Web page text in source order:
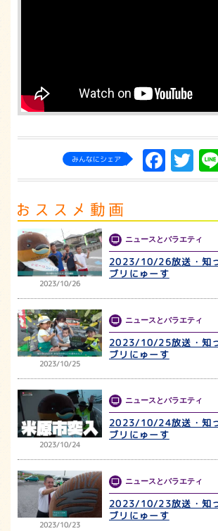
みんなにシェア
2023/10/26
ニュースとバラエティ
2023/10/26放送・知
ブリにゅーす
2023/10/25
ニュースとバラエティ
2023/10/25放送・知
ブリにゅーす
2023/10/24
ニュースとバラエティ
2023/10/24放送・知
ブリにゅーす
2023/10/23
ニュースとバラエティ
2023/10/23放送・知
ブリにゅーす